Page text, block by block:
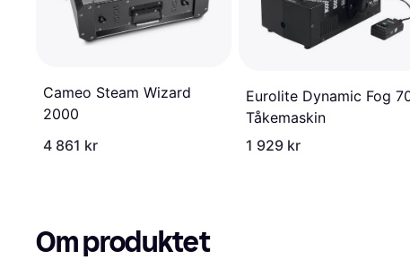
Cameo Steam Wizard
2000
4 861 kr
Eurolite Dynamic Fog
Tåkemaskin
1 929 kr
Om produktet